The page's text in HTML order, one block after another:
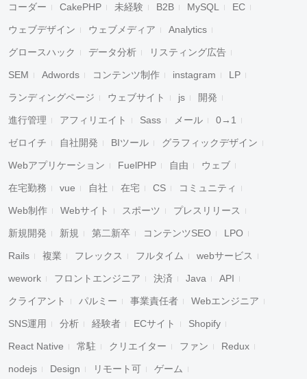
コーダー CakePHP 未経験 B2B MySQL EC
ウェブデザイン ウェブメディア Analytics
グロースハック データ分析 リスティング広告
SEM Adwords コンテンツ制作 instagram LP
ランディングページ ウェブサイト js 開発
進行管理 アフィリエイト Sass メール 0→1
ゼロイチ 自社開発 BIツール グラフィックデザイン
Webアプリケーション FuelPHP 自由 ウェブ
在宅勤務 vue 自社 在宅 CS コミュニティ
Web制作 Webサイト スポーツ プレスリリース
新規開発 新規 第二新卒 コンテンツSEO LPO
Rails 複業 フレックス フルタイム webサービス
wework フロントエンジニア 決済 Java API
クライアント パルミー 事業責任者 Webエンジニア
SNS運用 分析 経験者 ECサイト Shopify
React Native 常駐 クリエイター ファン Redux
nodejs Design リモート可 ゲーム